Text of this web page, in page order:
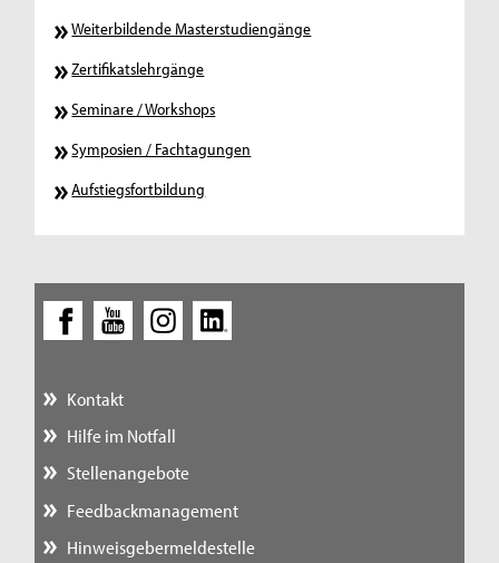
Weiterbildende Masterstudiengänge
Zertifikatslehrgänge
Seminare / Workshops
Symposien / Fachtagungen
Aufstiegsfortbildung
Kontakt
Hilfe im Notfall
Stellenangebote
Feedbackmanagement
Hinweisgebermeldestelle